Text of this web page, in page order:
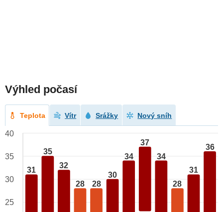
Výhled počasí
Teplota Vítr Srážky Nový sníh
31
35
32
28 28
30
34
37
34
28
31
36
40
35
30
25